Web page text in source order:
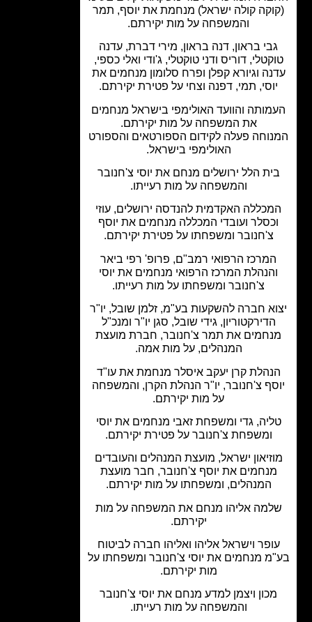
קולה ישראל) מנחמת את יוסף, תמר
והמשפחה על מות יקירתם.
בראון, דנה בראון, מירי דברת, עדנה
דוריס ודני טוקטלי, ג'ודי ואלי כספי,
וגיורא קפלן ופרח סלומון מנחמים את
תמי, דפנה וצחי על פטירת יקירתם.
והוועד האולימפי בישראל מנחמים
את המשפחה על מות יקירתם.
פעלה לקידום הספורטאים והספורט
האולימפי בישראל.
הלל ירושלים מנחם את יוסי צ'חנובר
והמשפחה על מות רעייתו.
האקדמית להנדסה ירושלים, עוזי
ועובדי המכללה מנחמים את יוסף
צ'חנובר ומשפחתו על פטירת יקירתם.
הרפואי רמב"ם, פרופ' רפי ביאר
המרכז הרפואי מנחמים את יוסי
צ'חנובר ומשפחתו על מות רעייתו.
חברה להשקעות בע"מ, זלמן שובל, יו"ר
הדירקטוריון, גידי שובל, סגן יו"ר ומנכ"ל
את תמר צ'חנובר, חברת מועצת
המנהלים, על מות אמה.
קרן יעקב איסלר מנחמת את עו"ד
צ'חנובר, יו"ר הנהלת הקרן, והמשפחה
על מות יקירתם.
גדי ומשפחת זאבי מנחמים את יוסי
ומשפחת צ'חנובר על פטירת יקירתם.
ישראל, מועצת המנהלים והעובדים
את יוסף צ'חנובר, חבר מועצת
המנהלים, ומשפחתו על מות יקירתם.
אליהו מנחם את המשפחה על מות
וישראל אליהו ואליהו חברה לביטוח
מנחמים את יוסי צ'חנובר ומשפחתו על
מות יקירתם.
ויצמן למדע מנחם את יוסי צ'חנובר
והמשפחה על מות רעייתו.